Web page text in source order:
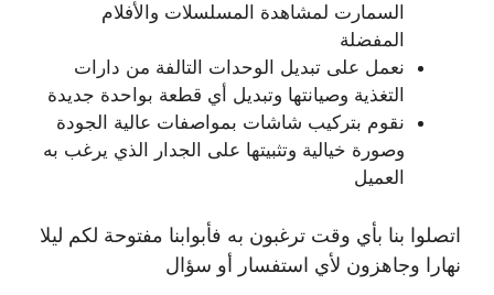
السمارت لمشاهدة المسلسلات والأفلام
المفضلة
نعمل على تبديل الوحدات التالفة من دارات
التغذية وصيانتها وتبديل أي قطعة بواحدة جديدة
نقوم بتركيب شاشات بمواصفات عالية الجودة
وصورة خيالية وتثبيتها على الجدار الذي يرغب به
العميل
اتصلوا بنا بأي وقت ترغبون به فأبوابنا مفتوحة لكم ليلا
نهارا وجاهزون لأي استفسار أو سؤال